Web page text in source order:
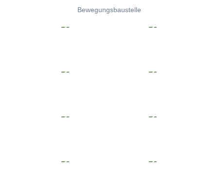
Bewegungsbaustelle